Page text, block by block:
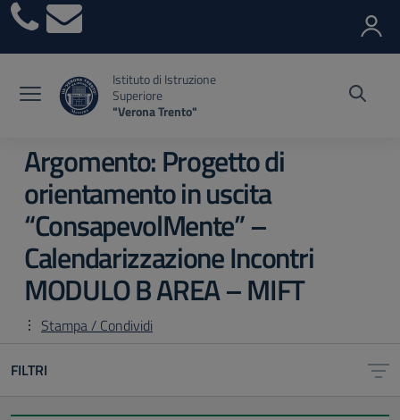
Vai ai contenuti
Vai al menu di navigazione
Vai al footer
Istituto di Istruzione
Superiore
"Verona Trento"
Argomento: Progetto di
orientamento in uscita
“ConsapevolMente” –
Calendarizzazione Incontri
MODULO B AREA – MIFT
Stampa / Condividi
FILTRI